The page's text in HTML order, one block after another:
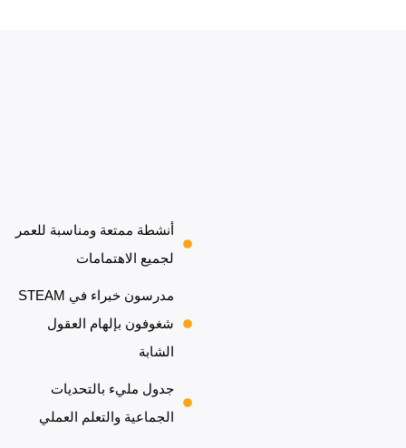
أنشطة ممتعة ومناسبة للعمر
لجميع الاهتمامات
مدرسون خبراء في STEAM
شغوفون بإلهام العقول
الشابة
جدول مليء بالتحديات
الجماعية والتعلم العملي